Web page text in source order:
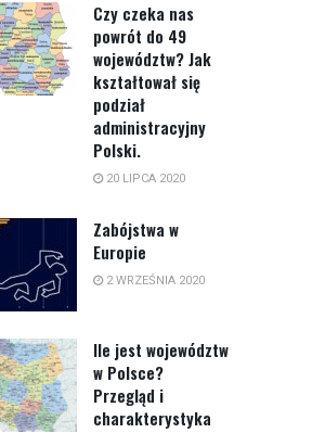
Czy czeka nas
powrót do 49
województw? Jak
kształtował się
podział
administracyjny
Polski.
20 LIPCA 2020
Zabójstwa w
Europie
2 WRZEŚNIA 2020
Ile jest województw
w Polsce?
Przegląd i
charakterystyka